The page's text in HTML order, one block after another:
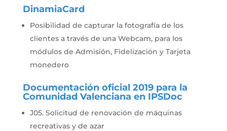
DinamiaCard
Posibilidad de capturar la fotografía de los
clientes a través de una Webcam, para los
módulos de Admisión, Fidelización y Tarjeta
monedero
Documentación oficial 2019 para la
Comunidad Valenciana en IPSDoc
J05. Solicitud de renovación de máquinas
recreativas y de azar